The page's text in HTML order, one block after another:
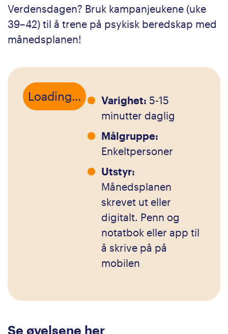
Verdensdagen? Bruk kampanjeukene (uke
39–42) til å trene på psykisk beredskap med
månedsplanen!
Loading... Varighet: 5-15
minutter daglig
Målgruppe:
Enkeltpersoner
Utstyr:
Månedsplanen
skrevet ut eller
digitalt. Penn og
notatbok eller app til
å skrive på på
mobilen
Se øvelsene her